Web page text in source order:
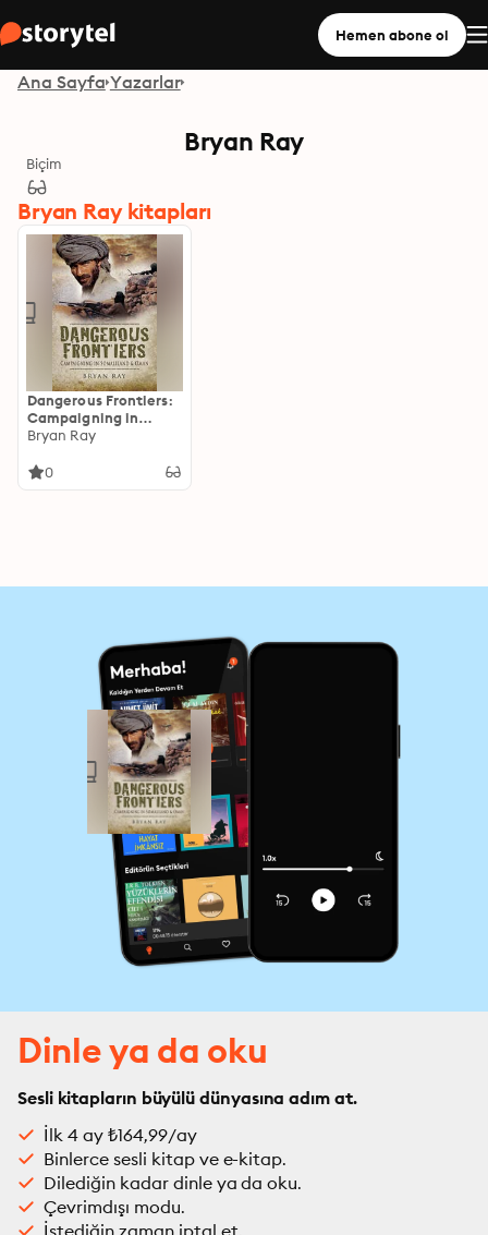
Hemen abone ol
Ana Sayfa Yazarlar
Bryan Ray
Biçim
Bryan Ray kitapları
Dangerous Frontiers:
Campaigning in
Somaliland & Oman
Bryan Ray
0
Dinle ya da oku
Sesli kitapların büyülü dünyasına adım at.
İlk 4 ay ₺164,99/ay
Binlerce sesli kitap ve e-kitap.
Dilediğin kadar dinle ya da oku.
Çevrimdışı modu.
İstediğin zaman iptal et.